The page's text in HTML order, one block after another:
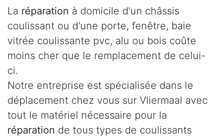
La réparation à domicile d'un châssis
coulissant ou d'une porte, fenêtre, baie
vitrée coulissante pvc, alu ou bois coûte
moins cher que le remplacement de celui-
ci.
Notre entreprise est spécialisée dans le
déplacement chez vous sur Vliermaal avec
tout le matériel nécessaire pour la
réparation de tous types de coulissants